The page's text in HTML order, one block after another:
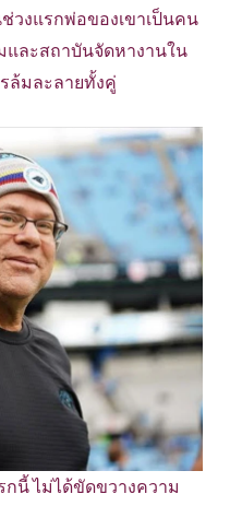
งแรกพ่อของเขาเป็นคน
ละสถาบันจัดหางานใน
ล้มละลายทั้งคู่
นี้ ไม่ได้ขัดขวางความ